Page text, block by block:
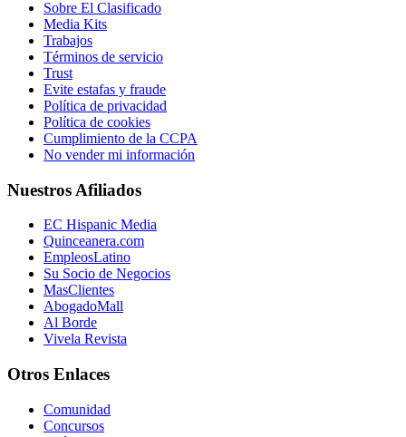
Sobre El Clasificado
Media Kits
Trabajos
Términos de servicio
Trust
Evite estafas y fraude
Política de privacidad
Política de cookies
Cumplimiento de la CCPA
No vender mi información
Nuestros Afiliados
EC Hispanic Media
Quinceanera.com
EmpleosLatino
Su Socio de Negocios
MasClientes
AbogadoMall
Al Borde
Vivela Revista
Otros Enlaces
Comunidad
Concursos